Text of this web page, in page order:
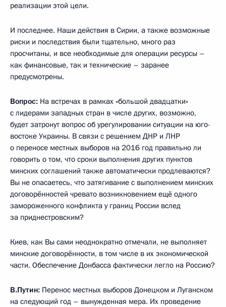
реализации этой цели.
И последнее. Наши действия в Сирии, а также возможные
риски и последствия были тщательно, много раз
просчитаны, и все необходимые для операции ресурсы –
как финансовые, так и технические – заранее
предусмотрены.
Вопрос: На встречах в рамках «большой двадцатки»
с лидерами западных стран в числе других, возможно,
будет затронут вопрос об урегулировании ситуации на юго-
востоке Украины. В связи с решением ДНР и ЛНР
о переносе местных выборов на 2016 год правильно ли
говорить о том, что сроки выполнения других пунктов
минских соглашений также автоматически продлеваются?
Вы не опасаетесь, что затягивание с выполнением минских
договорённостей чревато возникновением ещё одного
замороженного конфликта у границ России вслед
за приднестровским?
Киев, как Вы сами неоднократно отмечали, не выполняет
минские договорённости, в том числе в их экономической
части. Обеспечение Донбасса фактически легло на Россию?
В.Путин: Перенос местных выборов Донецком и Луганском
на следующий год – вынужденная мера. Их проведение